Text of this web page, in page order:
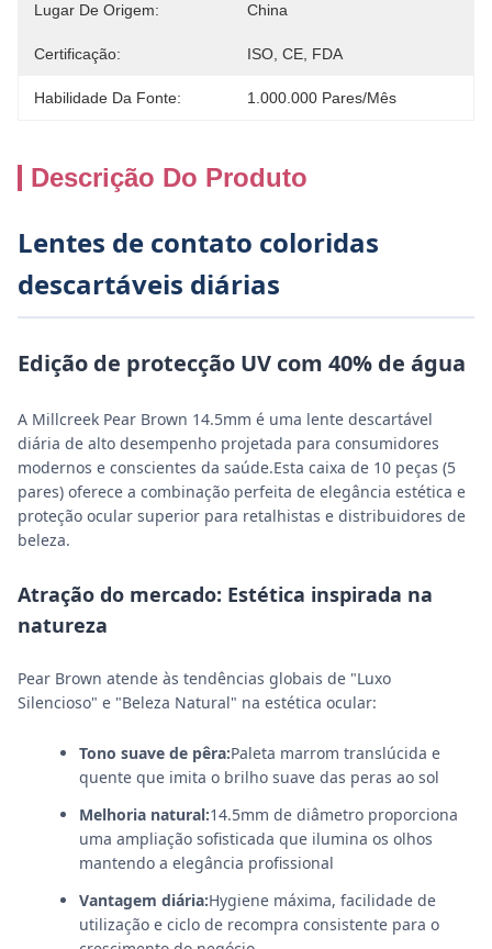
Lugar De Origem: China
Certificação: ISO, CE, FDA
Habilidade Da Fonte: 1.000.000 Pares/mês
Descrição Do Produto
Lentes de contato coloridas
descartáveis diárias
Edição de protecção UV com 40% de água
A Millcreek Pear Brown 14.5mm é uma lente descartável
diária de alto desempenho projetada para consumidores
modernos e conscientes da saúde.Esta caixa de 10 peças (5
pares) oferece a combinação perfeita de elegância estética e
proteção ocular superior para retalhistas e distribuidores de
beleza.
Atração do mercado: Estética inspirada na
natureza
Pear Brown atende às tendências globais de "Luxo
Silencioso" e "Beleza Natural" na estética ocular:
Tono suave de pêra:Paleta marrom translúcida e
quente que imita o brilho suave das peras ao sol
Melhoria natural:14.5mm de diâmetro proporciona
uma ampliação sofisticada que ilumina os olhos
mantendo a elegância profissional
Vantagem diária:Hygiene máxima, facilidade de
utilização e ciclo de recompra consistente para o